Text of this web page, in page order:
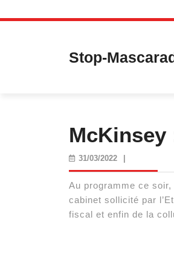
Skip
Stop-
McKinsey
31/03/202231/03/2022
Au programme ce
cabinet sollicité par
fiscal et enfin de la